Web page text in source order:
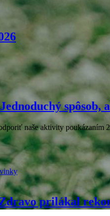
naše aktivity poukázaním
prilákal